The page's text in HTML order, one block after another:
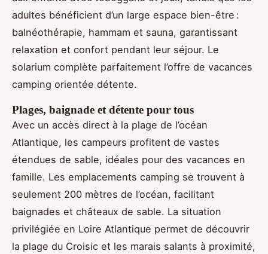
adultes bénéficient d’un large espace bien-être :
balnéothérapie, hammam et sauna, garantissant
relaxation et confort pendant leur séjour. Le
solarium complète parfaitement l’offre de vacances
camping orientée détente.
Plages, baignade et détente pour tous
Avec un accès direct à la plage de l’océan
Atlantique, les campeurs profitent de vastes
étendues de sable, idéales pour des vacances en
famille. Les emplacements camping se trouvent à
seulement 200 mètres de l’océan, facilitant
baignades et châteaux de sable. La situation
privilégiée en Loire Atlantique permet de découvrir
la plage du Croisic et les marais salants à proximité,